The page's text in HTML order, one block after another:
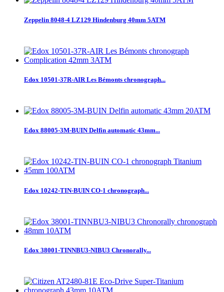
Zeppelin 8048-4 LZ129 Hindenburg 40mm 5ATM
Edox 10501-37R-AIR Les Bémonts chronograph...
Edox 88005-3M-BUIN Delfin automatic 43mm...
Edox 10242-TIN-BUIN CO-1 chronograph...
Edox 38001-TINNBU3-NIBU3 Chronorally...